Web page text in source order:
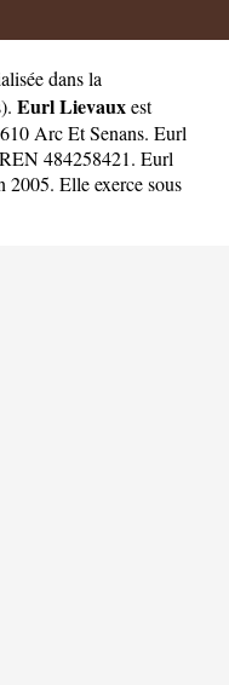
dans la
). Eurl Lievauxest
Arc Et Senans. Eurl
484258421. Eurl
2005. Elle exerce sous